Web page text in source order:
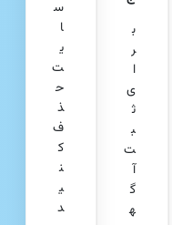
ب
ر
ا
ی
ث
ب
ت
آ
گ
ه
س
ا
ی
ت
ح
ذ
ف
ک
ن
ی
د